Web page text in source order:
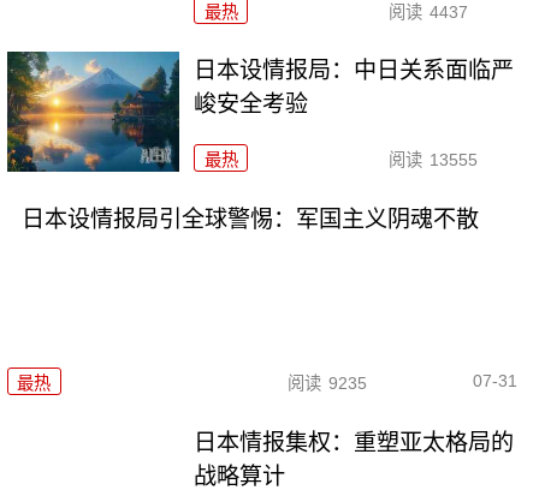
最热 阅读 4437
日本设情报局：中日关系面临严
峻安全考验
最热 阅读 13555
日本设情报局引全球警惕：军国主义阴魂不散
最热 阅读 9235 07-31
日本情报集权：重塑亚太格局的
战略算计